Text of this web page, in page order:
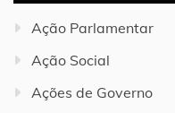
Ação Parlamentar
Ação Social
Ações de Governo